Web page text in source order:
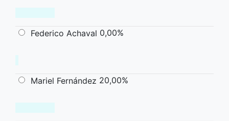
Federico Achaval 0,00%
Mariel Fernández 20,00%